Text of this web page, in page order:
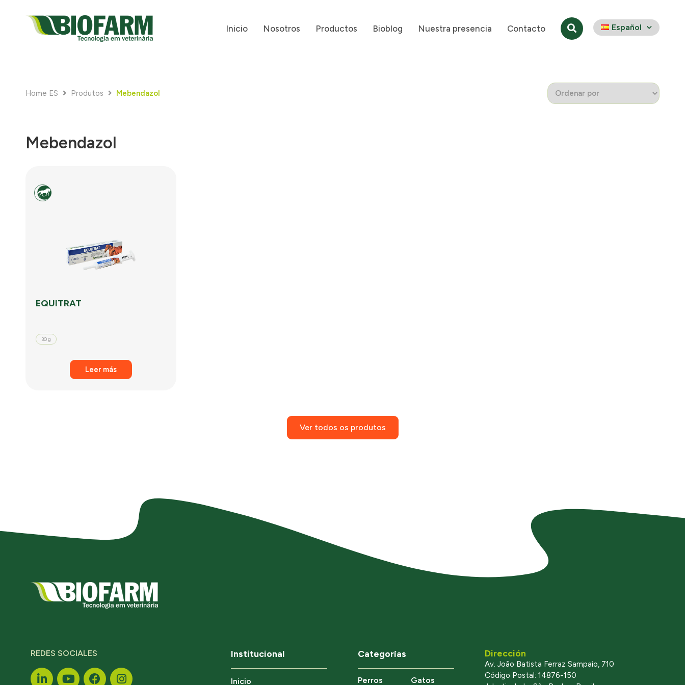
Inicio Nosotros Productos Bioblog Nuestra presencia Contacto Español
Home ES Produtos Mebendazol
Mebendazol
EQUITRAT
30 g
Leer más
Ver todos os produtos
REDES SOCIALES Institucional
Inicio
Categorías
Perros Gatos
Dirección
Av. João Batista Ferraz Sampaio, 710
Código Postal: 14876-150